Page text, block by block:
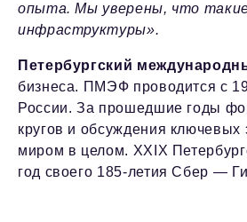
опыта. Мы уверены, что
инфраструктуры».
Петербургский
бизнеса. ПМЭФ проводится с
России. За прошедшие годы
кругов и обсуждения
миром в целом. XXIX
год своего 185-летия Сбер —